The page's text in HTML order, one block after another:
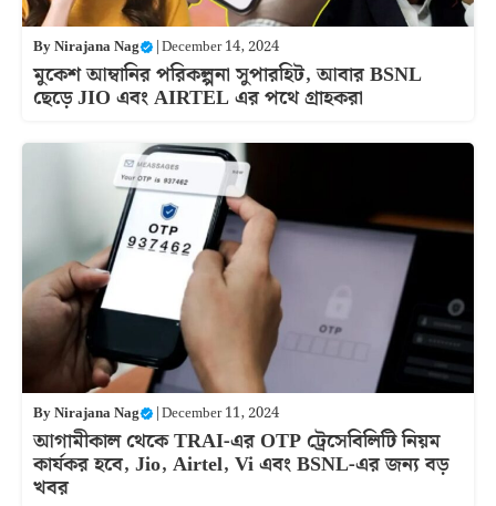
ByNirajana Nag |December 14, 2024
মুকেশ আম্বানির পরিকল্পনা সুপারহিট, আবার BSNL
ছেড়ে JIO এবং AIRTEL এর পথে গ্রাহকরা
ByNirajana Nag |December 11, 2024
আগামীকাল থেকে TRAI-এর OTP ট্রেসেবিলিটি নিয়ম
কার্যকর হবে, Jio, Airtel, Vi এবং BSNL-এর জন্য বড়
খবর